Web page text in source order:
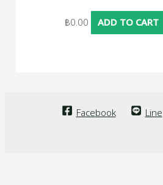
฿0.00 ADD TO CART
Facebook Line